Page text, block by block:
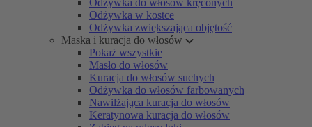
Odżywka do włosów kręconych
Odżywka w kostce
Odżywka zwiększająca objętość
Maska i kuracja do włosów
Pokaż wszystkie
Masło do włosów
Kuracja do włosów suchych
Odżywka do włosów farbowanych
Nawilżająca kuracja do włosów
Keratynowa kuracja do włosów